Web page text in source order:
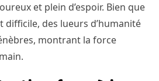
et plein d’espoir. Bien que
difficile, des lueurs d’humanité
montrant la force